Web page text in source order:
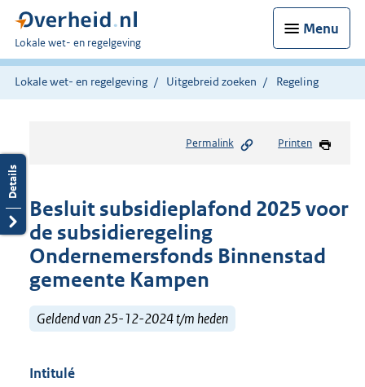
Menu
U
bent
hier:
Lokale wet- en regelgeving
Lokale wet- en regelgeving Uitgebreid zoeken Regeling
Permalink Printen
Besluit subsidieplafond 2025 voor
de subsidieregeling
Ondernemersfonds Binnenstad
gemeente Kampen
Geldend van 25-12-2024 t/m heden
Intitulé